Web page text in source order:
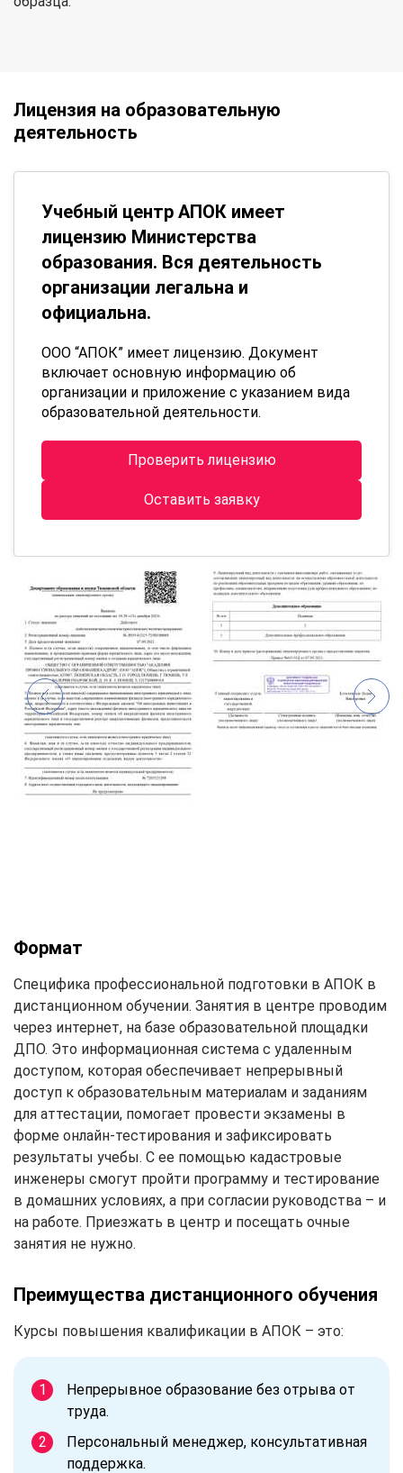
Лицензия на образовательную
деятельность
Учебный центр АПОК имеет
лицензию Министерства
образования. Вся деятельность
организации легальна и
официальна.
ООО “АПОК” имеет лицензию. Документ
включает основную информацию об
организации и приложение с указанием вида
образовательной деятельности.
Проверить лицензию
Оставить заявку
Формат
Специфика профессиональной подготовки в АПОК в
дистанционном обучении. Занятия в центре проводим
через интернет, на базе образовательной площадки
ДПО. Это информационная система с удаленным
доступом, которая обеспечивает непрерывный
доступ к образовательным материалам и заданиям
для аттестации, помогает провести экзамены в
форме онлайн-тестирования и зафиксировать
результаты учебы. С ее помощью кадастровые
инженеры смогут пройти программу и тестирование
в домашних условиях, а при согласии руководства – и
на работе. Приезжать в центр и посещать очные
занятия не нужно.
Преимущества дистанционного обучения
Курсы повышения квалификации в АПОК – это:
Непрерывное образование без отрыва от
труда.
Персональный менеджер, консультативная
поддержка.